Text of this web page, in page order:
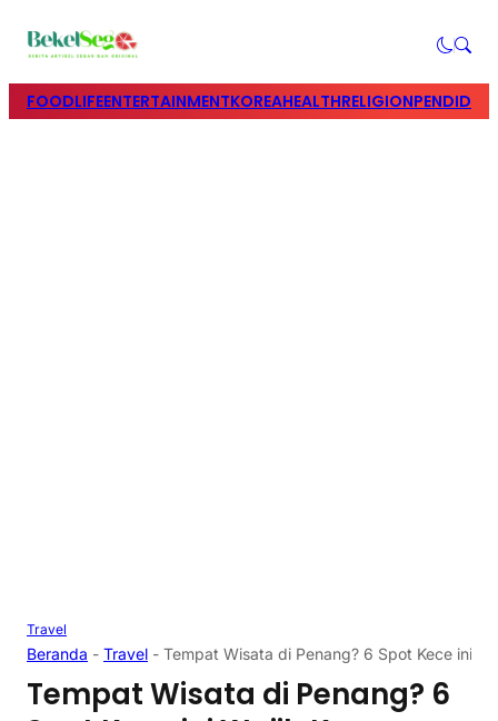
FOODLIFEENTERTAINMENTKOREAHEALTHRELIGION
Travel
Beranda - Travel - Tempat Wisata di Penang? 6 Spot Kece ini
Tempat Wisata di Penang? 6